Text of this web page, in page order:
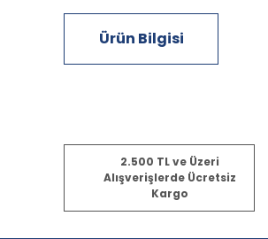
Ürün Bilgisi
Bu ürünün fiyat bilgisi, resim, ürün
Görüş ve önerileriniz için teşekkür
Ürün resmi kalitesiz, bozuk veya
2.500 TL ve Üzeri
Alışverişlerde Ücretsiz
Kargo